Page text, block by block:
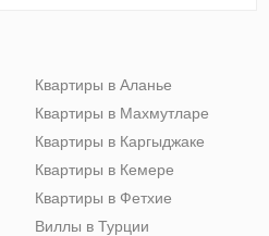
Квартиры в Аланье
Квартиры в Махмутларе
Квартиры в Каргыджаке
Квартиры в Кемере
Квартиры в Фетхие
Виллы в Турции